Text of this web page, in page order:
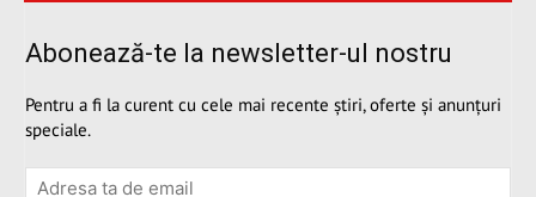
Abonează-te la newsletter-ul nostru
Pentru a fi la curent cu cele mai recente știri, oferte și anunțuri
speciale.